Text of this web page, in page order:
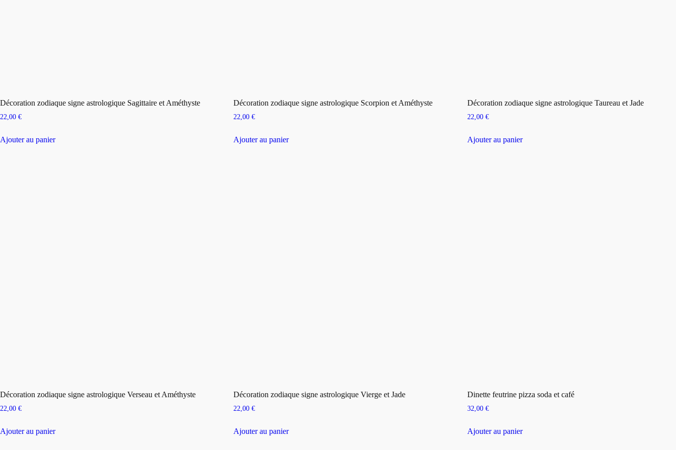
Décoration zodiaque signe astrologique Sagittaire et Améthyste
22,00 €
Ajouter au panier
Décoration zodiaque signe astrologique Scorpion et Améthyste
22,00€
Ajouter au panier
Décoration zodiaque signe astrologique Taureau et Jade
22,00 €
Ajouter au panier
Décoration zodiaque signe astrologique Verseau et Améthyste
22,00 €
Ajouter au panier
Décoration zodiaque signe astrologique Vierge et Jade
22,00€
Ajouter au panier
Dinette feutrine pizza soda et café
32,00 €
Ajouter au panier